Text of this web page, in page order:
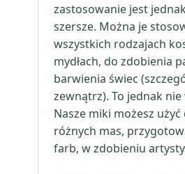
zastosowanie jest
szersze. Można je
wszystkich rodzajach
mydłach, do zdobienia
barwienia świec
zewnątrz). To jednak nie
Nasze miki możesz
różnych mas,
farb, w zdobieniu